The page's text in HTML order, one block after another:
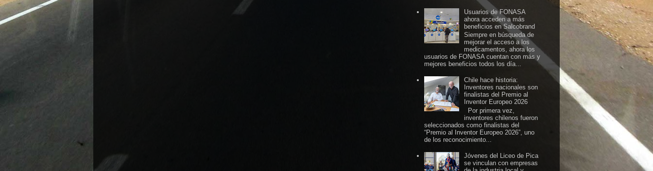
Usuarios de FONASA
ahora acceden a más
beneficios en Salcobrand
Siempre en búsqueda de
mejorar el acceso a los
medicamentos, ahora los
usuarios de FONASA cuentan con más y
mejores beneficios todos los día...
Chile hace historia:
Inventores nacionales son
finalistas del Premio al
Inventor Europeo 2026
Por primera vez,
inventores chilenos fueron
seleccionados como finalistas del
“Premio al Inventor Europeo 2026”, uno
de los reconocimiento...
Jóvenes del Liceo de Pica
se vinculan con empresas